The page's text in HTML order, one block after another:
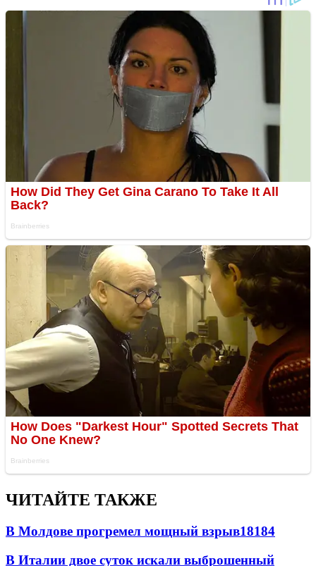
ЧИТАЙТЕ ТАКЖЕ
В Молдове прогремел мощный взрыв18184
В Италии двое суток искали выброшенный